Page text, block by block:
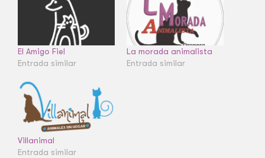
El Amigo Fiel
Entrada similar
La morada animalista
Entrada similar
Villanimal
Entrada similar